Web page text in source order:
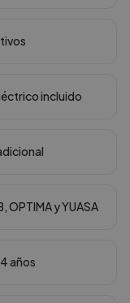
incluido
OPTIMA y YUASA
años